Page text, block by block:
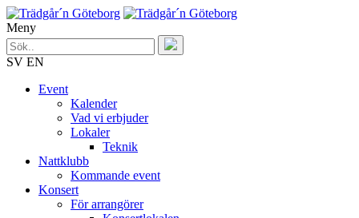
Meny
SV EN
Event
Kalender
Vad vi erbjuder
Lokaler
Teknik
Nattklubb
Kommande event
Konsert
För arrangörer